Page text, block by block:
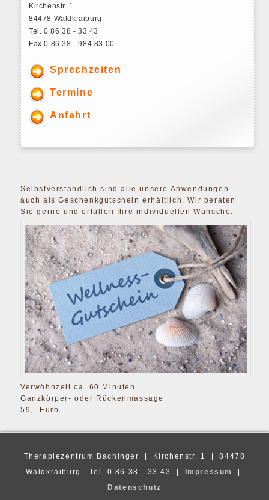
Kirchenstr. 1
84478 Waldkraiburg
Tel. 0 86 38 - 33 43
Fax 0 86 38 - 984 83 00
Sprechzeiten
Termine
Anfahrt
Selbstverständlich sind alle unsere Anwendungen
auch als Geschenkgutschein erhältlich. Wir beraten
Sie gerne und erfüllen Ihre individuellen Wünsche.
Verwöhnzeit ca. 60 Minuten
Ganzkörper- oder Rückenmassage
59,- Euro
Therapiezentrum Bachinger | Kirchenstr. 1 | 84478
Waldkraiburg . Tel. 0 86 38 - 33 43 |
Impressum
Datenschutz